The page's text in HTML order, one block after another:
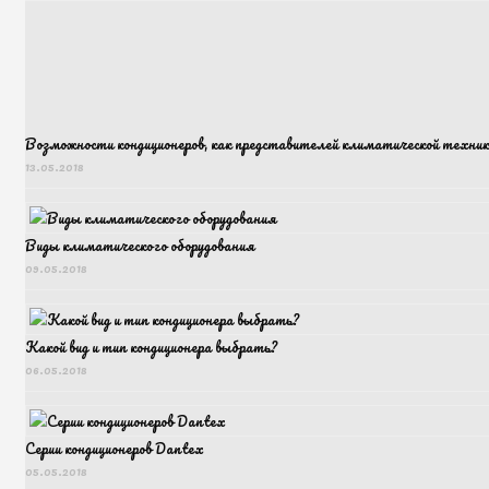
Возможности кондиционеров, как представителей климатической
13.05.2018
Виды климатического оборудования
09.05.2018
Какой вид и тип кондиционера выбрать?
06.05.2018
Серии кондиционеров Dantex
05.05.2018